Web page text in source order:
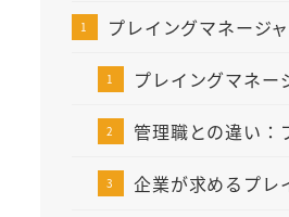
プレイングマネージ
プレイングマネー
管理職との違い：
企業が求めるプレ